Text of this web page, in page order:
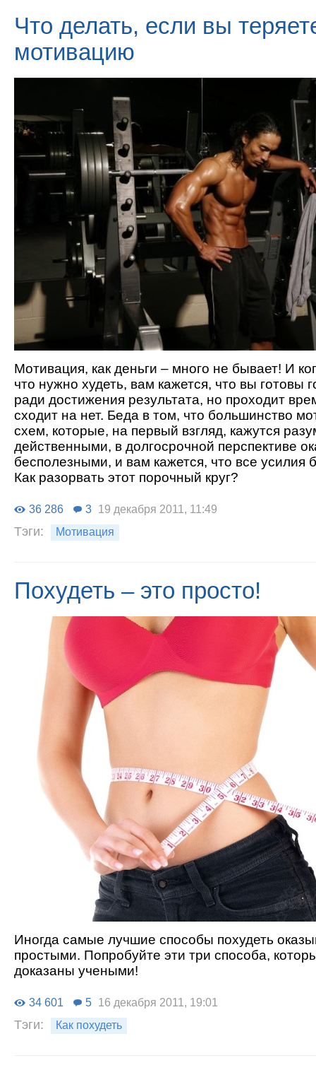
Что делать, если вы
мотивацию
Мотивация, как деньги – много не бывает! И
что нужно худеть, вам кажется, что вы готовы
ради достижения результата, но проходит
сходит на нет. Беда в том, что большинство
схем, которые, на первый взгляд, кажутся
действенными, в долгосрочной перспективе
бесполезными, и вам кажется, что все
Как разорвать этот порочный круг?
36 286 3 19 декабря 2011, 11:49
Тэги: Мотивация
Похудеть – это просто!
Иногда самые лучшие способы похудеть
простыми. Попробуйте эти три способа,
доказаны учеными!
34 601 5 16 декабря 2011, 19:01
Тэги: Как похудеть